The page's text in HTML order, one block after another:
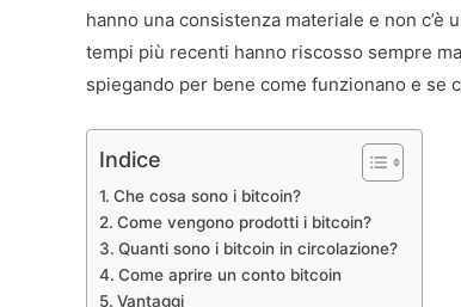
hanno una consistenza materiale e non
tempi più recenti hanno riscosso sempre
spiegando per bene come funzionano e se
Indice
Che cosa sono i bitcoin?
Come vengono prodotti i bitcoin?
Quanti sono i bitcoin in circolazione?
Come aprire un conto bitcoin
Vantaggi